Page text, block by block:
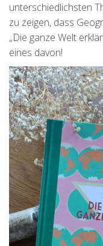
unterschiedlichsten
zu zeigen, dass
„Die ganze Welt
eines davon!